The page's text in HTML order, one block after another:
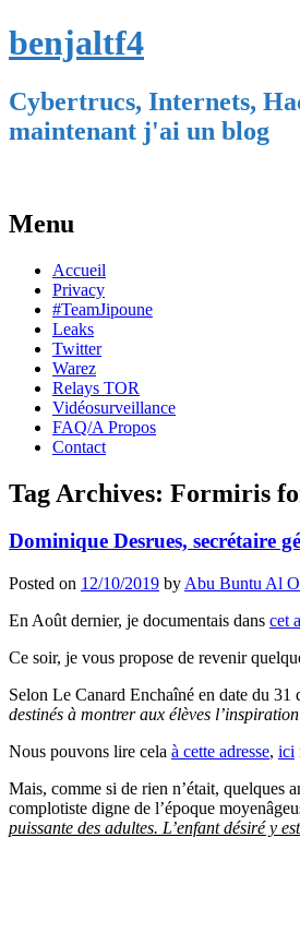
benjaltf4
Cybertrucs, Internets,
maintenant j'ai un blog
Menu
Skip
content
Accueil
Privacy
#TeamJipoune
Leaks
Twitter
Warez
Relays TOR
Vidéosurveillance
FAQ/A Propos
Contact
Tag Archives: Formiris
Dominique Desrues, secrétaire
Posted on 12/10/2019 by Abu Buntu Al
En Août dernier, je documentais dans cet
Ce soir, je vous propose de revenir
Selon Le Canard Enchaîné en date du
destinés à montrer aux élèves
Nous pouvons lire cela à cette adresse, ici
Mais, comme si de rien n’était, quelques
complotiste digne de l’époque
puissante des adultes. L’enfant désiré y